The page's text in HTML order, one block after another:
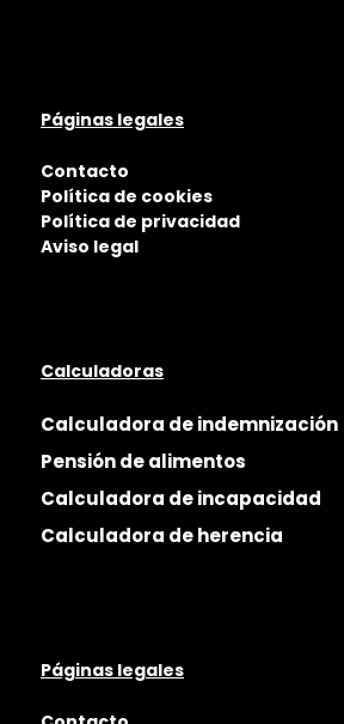
Páginas legales
Contacto
Política de cookies
Política de privacidad
Aviso legal
Calculadoras
Calculadora de indemnización
Pensión de alimentos
Calculadora de incapacidad
Calculadora de herencia
Páginas legales